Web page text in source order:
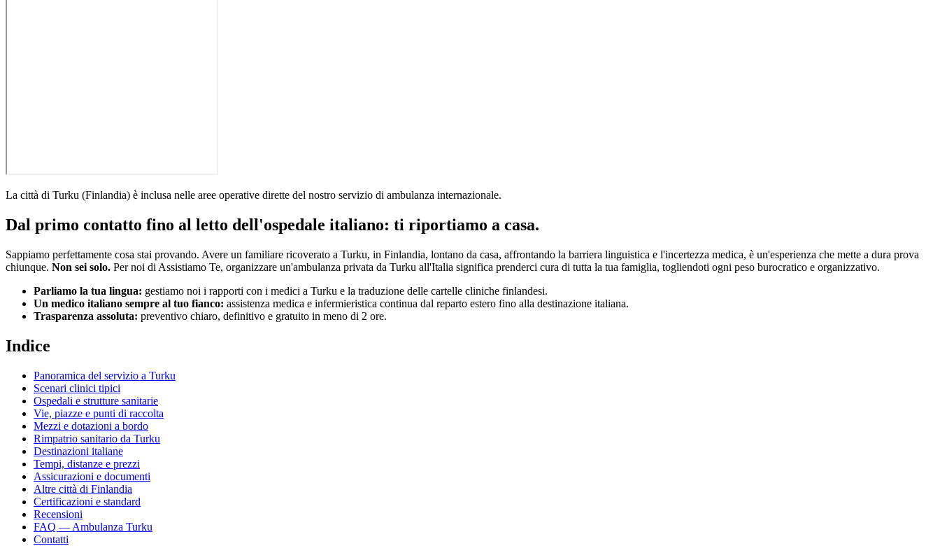
La città di Turku (Finlandia) è inclusa nelle aree operative dirette del nostro servizio di ambulanza internazionale.
Dal primo contatto fino al letto dell'ospedale italiano: ti riportiamo a casa.
Sappiamo perfettamente cosa stai provando. Avere un familiare ricoverato a Turku, in Finlandia, lontano da casa, affrontando la barriera linguistica e l'incertezza medica, è un'esperienza che mette a dura prova
chiunque. Non sei solo. Per noi di Assistiamo Te, organizzare un'ambulanza privata da Turku all'Italia significa prenderci cura di tutta la tua famiglia, togliendoti ogni peso burocratico e organizzativo.
Parliamo la tua lingua: gestiamo noi i rapporti con i medici a Turku e la traduzione delle cartelle cliniche finlandesi.
Un medico italiano sempre al tuo fianco: assistenza medica e infermieristica continua dal reparto estero fino alla destinazione italiana.
Trasparenza assoluta: preventivo chiaro, definitivo e gratuito in meno di 2 ore.
Indice
Panoramica del servizio a Turku
Scenari clinici tipici
Ospedali e strutture sanitarie
Vie, piazze e punti di raccolta
Mezzi e dotazioni a bordo
Rimpatrio sanitario da Turku
Destinazioni italiane
Tempi, distanze e prezzi
Assicurazioni e documenti
Altre città di Finlandia
Certificazioni e standard
Recensioni
FAQ — Ambulanza Turku
Contatti